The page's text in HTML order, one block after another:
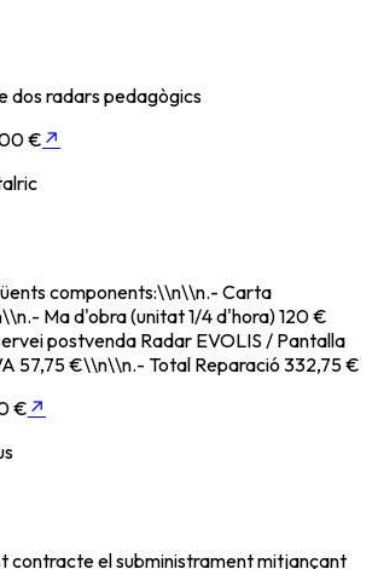
dos radars pedagògics
€↗
components:\\n\\n.- Carta
Ma d'obra (unitat 1/4 d'hora) 120 €
postvenda Radar EVOLIS / Pantalla
57,75 €\\n\\n.- Total Reparació 332,75 €
€↗
contracte el subministrament mitjançant